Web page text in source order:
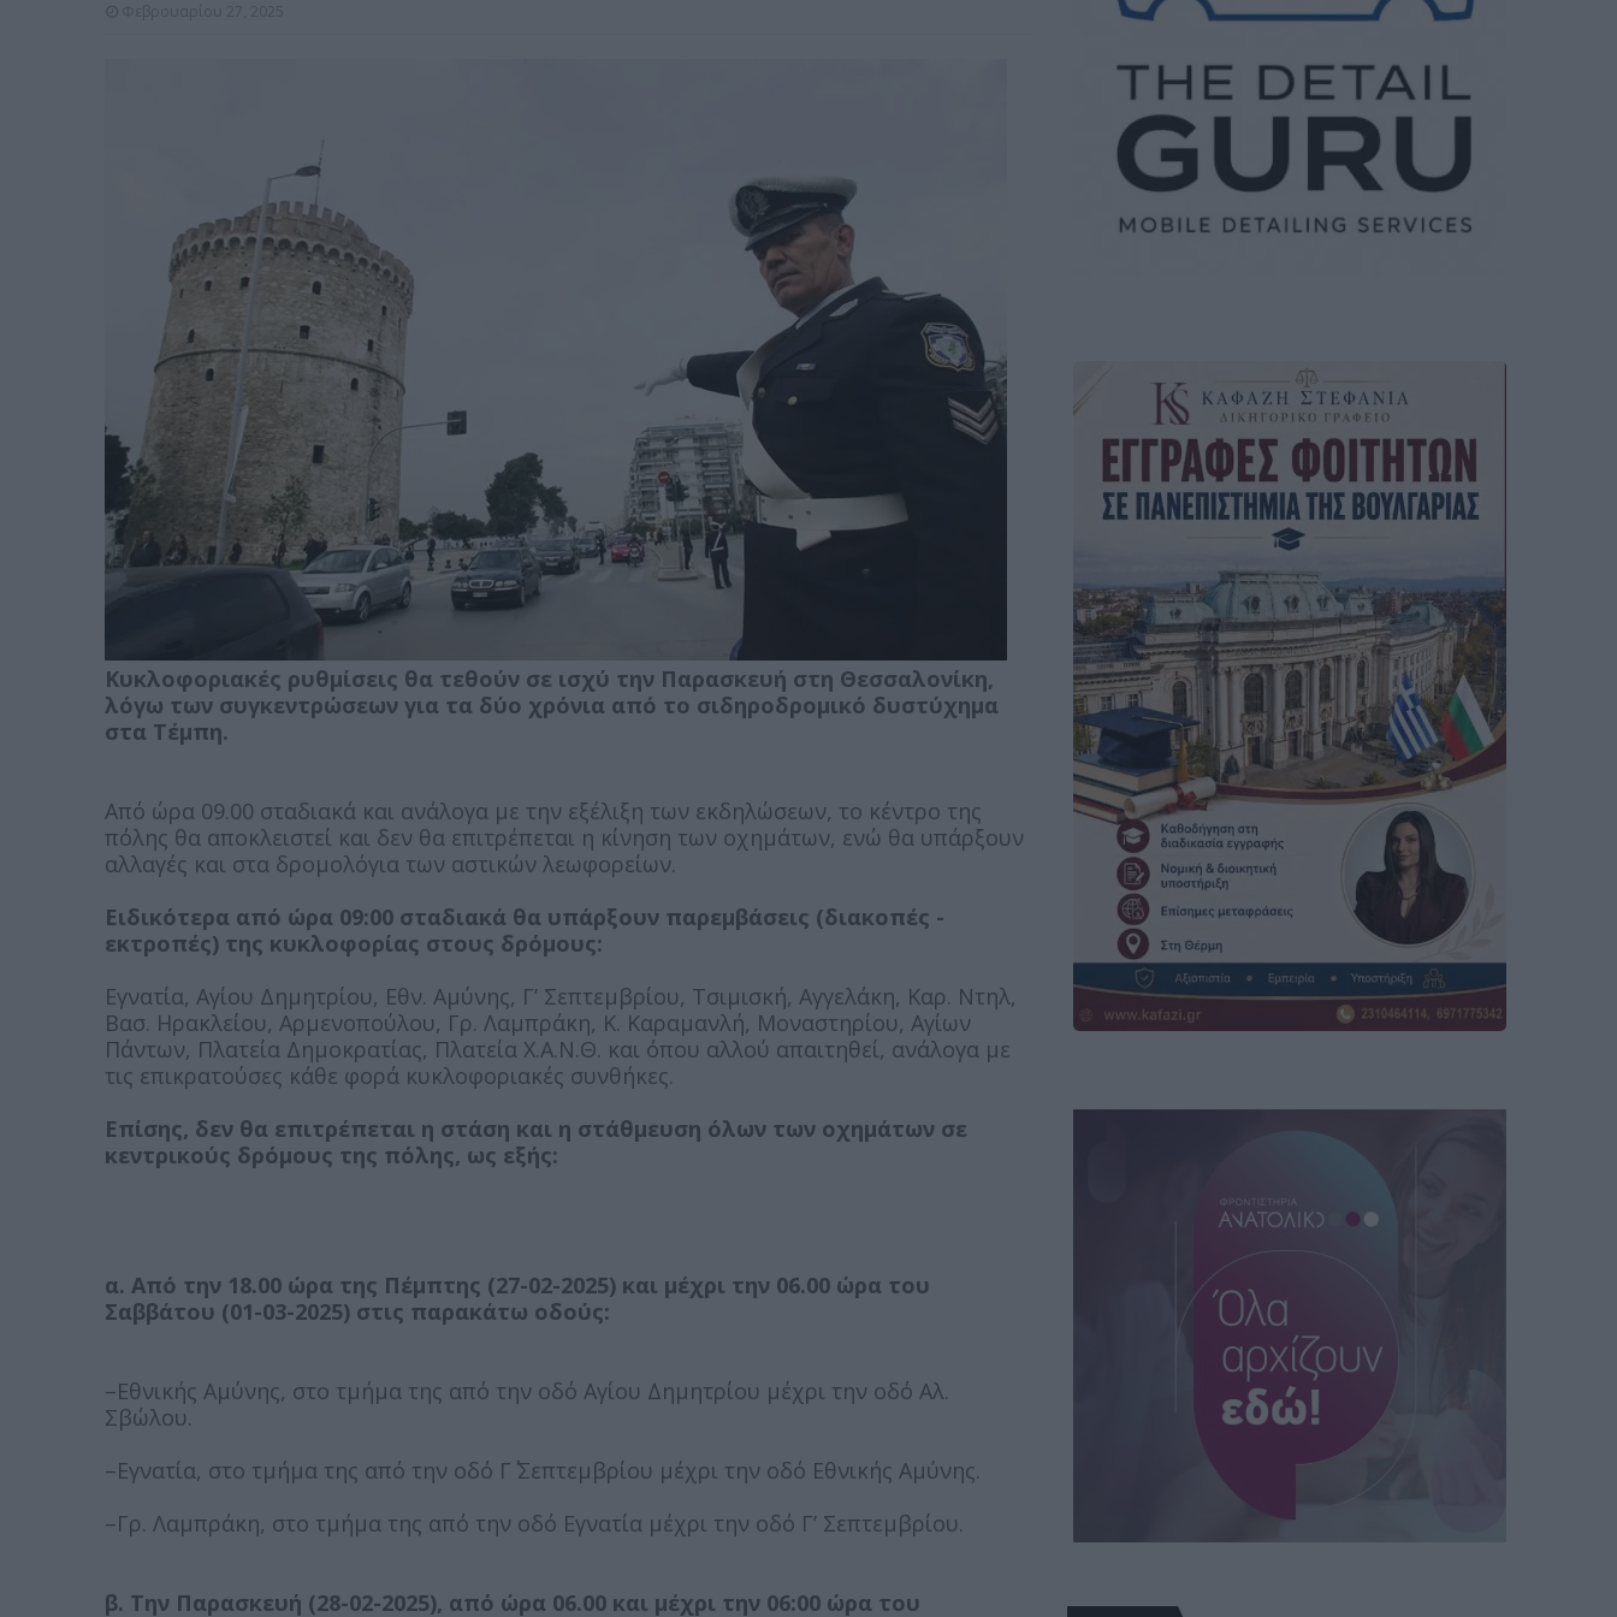
Κυκλοφοριακές ρυθμίσεις θα τεθούν σε ισχύ την Παρασκευή στη Θεσσαλονίκη,
λόγω των συγκεντρώσεων για τα δύο χρόνια από το σιδηροδρομικό δυστύχημα
στα Τέμπη.
Από ώρα 09.00 σταδιακά και ανάλογα με την εξέλιξη των εκδηλώσεων, το κέντρο της
πόλης θα αποκλειστεί και δεν θα επιτρέπεται η κίνηση των οχημάτων, ενώ θα υπάρξουν
αλλαγές και στα δρομολόγια των αστικών λεωφορείων.
Ειδικότερα από ώρα 09:00 σταδιακά θα υπάρξουν παρεμβάσεις (διακοπές -
εκτροπές) της κυκλοφορίας στους δρόμους:
Εγνατία, Αγίου Δημητρίου, Εθν. Αμύνης, Γ’ Σεπτεμβρίου, Τσιμισκή, Αγγελάκη, Καρ. Ντηλ,
Βασ. Ηρακλείου, Αρμενοπούλου, Γρ. Λαμπράκη, Κ. Καραμανλή, Μοναστηρίου, Αγίων
Πάντων, Πλατεία Δημοκρατίας, Πλατεία Χ.Α.Ν.Θ. και όπου αλλού απαιτηθεί, ανάλογα με
τις επικρατούσες κάθε φορά κυκλοφοριακές συνθήκες.
Επίσης, δεν θα επιτρέπεται η στάση και η στάθμευση όλων των οχημάτων σε
κεντρικούς δρόμους της πόλης, ως εξής:
α. Από την 18.00 ώρα της Πέμπτης (27-02-2025) και μέχρι την 06.00 ώρα του
Σαββάτου (01-03-2025) στις παρακάτω οδούς:
–Εθνικής Αμύνης, στο τμήμα της από την οδό Αγίου Δημητρίου μέχρι την οδό Αλ.
Σβώλου.
–Εγνατία, στο τμήμα της από την οδό Γ΄ Σεπτεμβρίου μέχρι την οδό Εθνικής Αμύνης.
–Γρ. Λαμπράκη, στο τμήμα της από την οδό Εγνατία μέχρι την οδό Γ’ Σεπτεμβρίου.
β. Την Παρασκευή (28-02-2025), από ώρα 06.00 και μέχρι την 06:00 ώρα του